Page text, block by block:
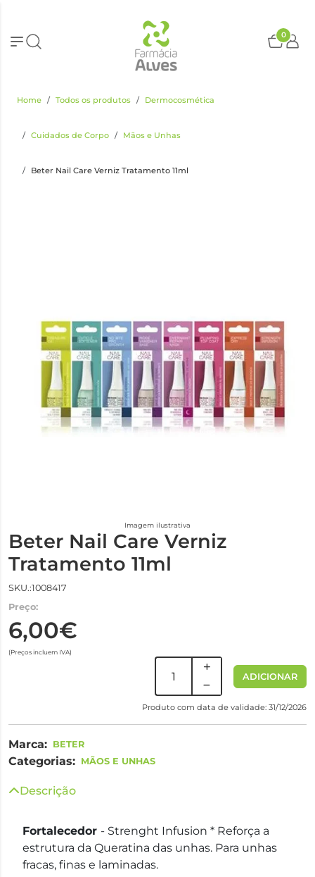
0
Home Todos os produtos Dermocosmética
Cuidados de Corpo Mãos e Unhas
Beter Nail Care Verniz Tratamento 11ml
Imagem ilustrativa
Beter Nail Care Verniz
Tratamento 11ml
SKU.:1008417
Preço:
6,00€
(Preços incluem IVA)
ADICIONAR
Produto com data de validade: 31/12/2026
Marca: BETER
Categorias: MÃOS E UNHAS
Descrição
Fortalecedor - Strenght Infusion * Reforça a
estrutura da Queratina das unhas. Para unhas
fracas, finas e laminadas.